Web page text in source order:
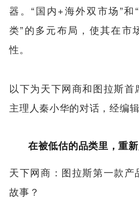
器。“国内+海外双市场”和
类”的多元布局，使其在市
性。
以下为天下网商和图拉斯首
主理人秦小华的对话，经编
在被低估的品类里，重
天下网商：图拉斯第一款产
故事？